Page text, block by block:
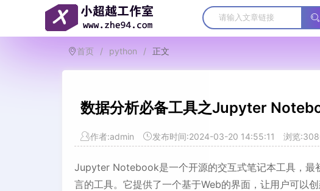
首页 / python / 正文
数据分析必备工具之Jupyter
作者:admin 发布时间:2024-03-20 14:55:11 浏览
Jupyter Notebook是一个开源的交互式笔记本工具，最
言的工具。它提供了一个基于Web的界面，让用户可以